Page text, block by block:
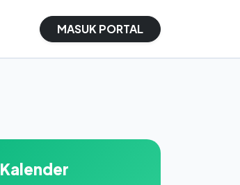
MASUK PORTAL
Kalender